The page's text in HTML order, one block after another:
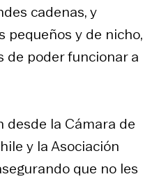
cadenas, y
pequeños y de nicho,
de poder funcionar a
desde la Cámara de
y la Asociación
que no les